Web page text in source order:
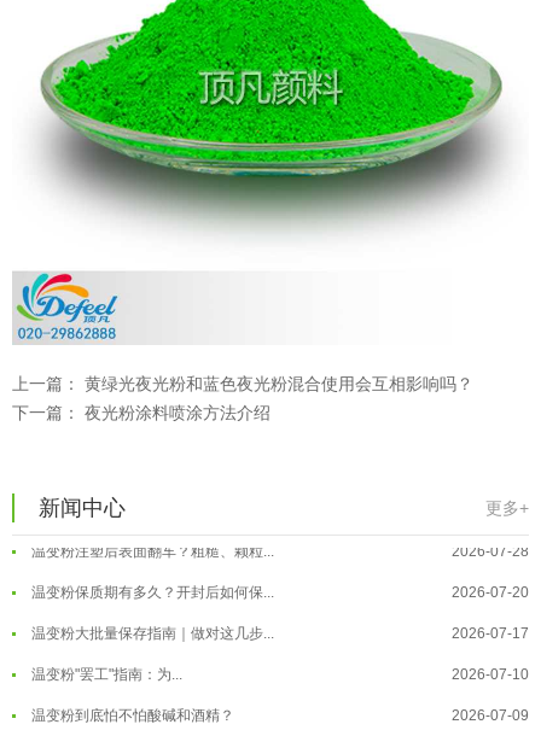
上一篇： 黄绿光夜光粉和蓝色夜光粉混合使用会互相影响吗？
下一篇： 夜光粉涂料喷涂方法介绍
新闻中心 更多+
温变粉适合做热变还是冷变？ 2026-08-04
温变粉注塑后表面翻车？粗糙、颗粒... 2026-07-28
温变粉保质期有多久？开封后如何保... 2026-07-20
温变粉大批量保存指南｜做对这几步... 2026-07-17
温变粉"罢工"指南：为... 2026-07-10
温变粉到底怕不怕酸碱和酒精？ 2026-07-09